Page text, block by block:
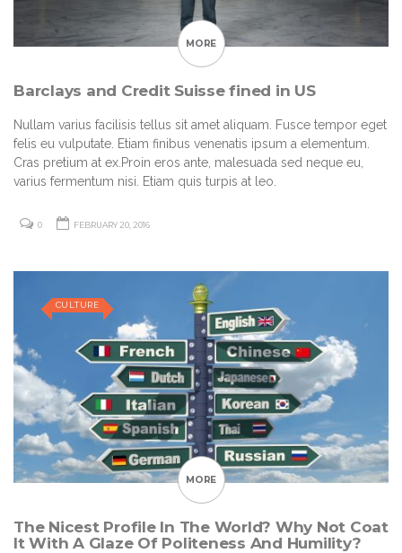
MORE
Barclays and Credit Suisse fined in US
Nullam varius facilisis tellus sit amet aliquam. Fusce tempor eget
felis eu vulputate. Etiam finibus venenatis ipsum a elementum.
Cras pretium at ex.Proin eros ante, malesuada sed neque eu,
varius fermentum nisi. Etiam quis turpis at leo.
0 FEBRUARY 20, 2016
CULTURE
MORE
The Nicest Profile In The World? Why Not Coat
It With A Glaze Of Politeness And Humility?